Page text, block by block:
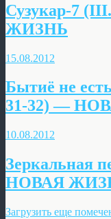
Сузукар-7
ЖИЗНЬ
15.08.2012
Бытиё не
31-32) —
10.08.2012
Зеркальная
НОВАЯ
Загрузить еще